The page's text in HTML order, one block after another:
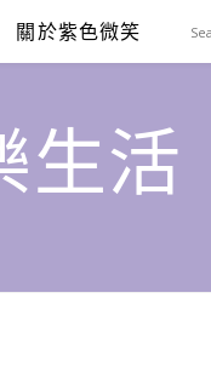
關於紫色微笑
生活